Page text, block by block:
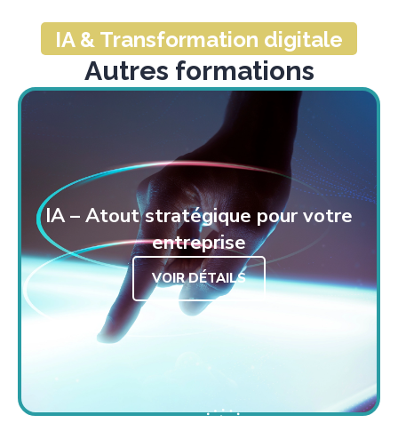
IA & Transformation digitale
Autres formations
IA – Atout stratégique pour votre
entreprise
VOIR DÉTAILS